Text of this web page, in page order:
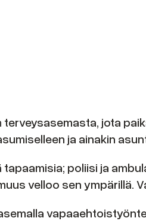
jota
ja ainakin
poliisi ja
velloo sen ympärillä.